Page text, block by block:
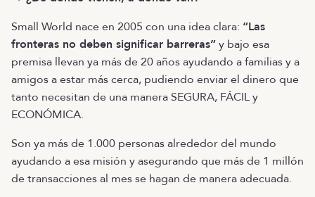
Small World nace en 2005 con una idea clara: “Las
fronteras no deben significar barreras”y bajo esa
premisa llevan ya más de 20 años ayudando a familias y a
amigos a estar más cerca, pudiendo enviar el dinero que
tanto necesitan de una manera SEGURA, FÁCIL y
ECONÓMICA.
Son ya más de 1.000 personas alrededor del mundo
ayudando a esa misión y asegurando que más de 1 millón
de transacciones al mes se hagan de manera adecuada.